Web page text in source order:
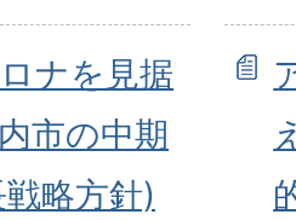
ナを見据
市の中期
略方針)